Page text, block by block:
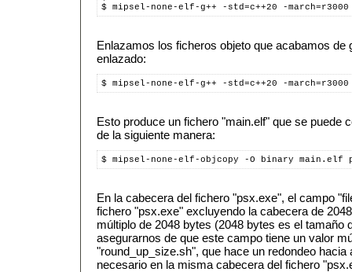
$ mipsel-none-elf-g++ -std=c++20 -
Enlazamos los ficheros objeto que acabamos de
enlazado:
$ mipsel-none-elf-g++ -std=c++20 -
Esto produce un fichero "main.elf" que se puede
de la siguiente manera:
$ mipsel-none-elf-objcopy -O binary main.elf
En la cabecera del fichero "psx.exe", el campo
fichero "psx.exe" excluyendo la cabecera de
múltiplo de 2048 bytes (2048 bytes es el tamaño
asegurarnos de que este campo tiene un valor
"round_up_size.sh", que hace un redondeo
necesario en la misma cabecera del fichero